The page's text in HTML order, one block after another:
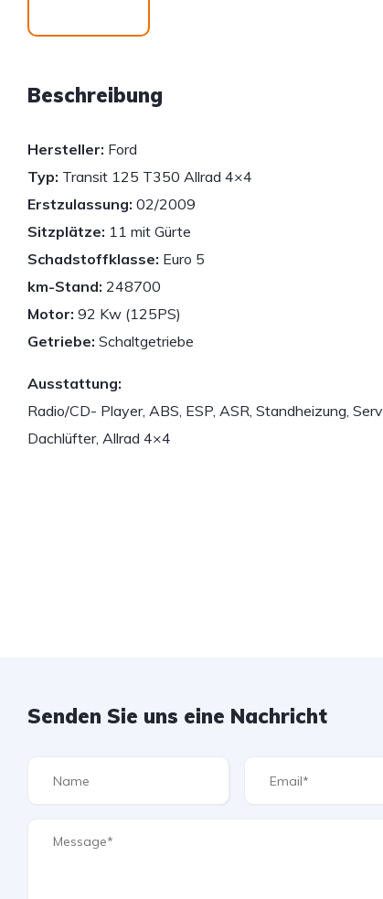
Beschreibung
Hersteller: Ford
Typ: Transit 125 T350 Allrad 4×4
Erstzulassung: 02/2009
Sitzplätze: 11 mit Gürte
Schadstoffklasse: Euro 5
km-Stand: 248700
Motor: 92 Kw (125PS)
Getriebe: Schaltgetriebe
Ausstattung:
Radio/CD- Player, ABS, ESP, ASR, Standheizung,
Dachlüfter, Allrad 4×4
Senden Sie uns eine Nachricht